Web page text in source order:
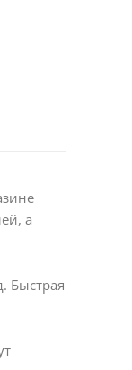
а
Быстрая